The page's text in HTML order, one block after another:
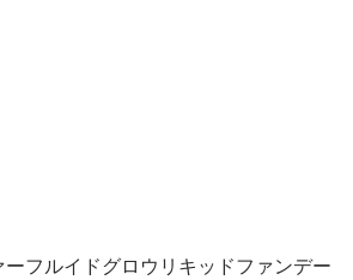
フルイドグロウリキッドファンデー